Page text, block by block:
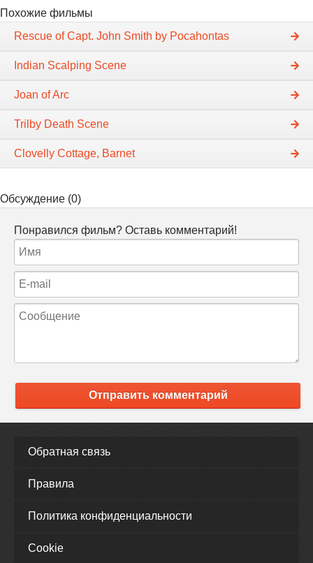
Похожие фильмы
Rescue of Capt. John Smith by Pocahontas
Indian Scalping Scene
Joan of Arc
Trilby Death Scene
Clovelly Cottage, Barnet
Обсуждение (0)
Понравился фильм? Оставь комментарий!
Отправить комментарий
Обратная связь
Правила
Политика конфиденциальности
Cookie